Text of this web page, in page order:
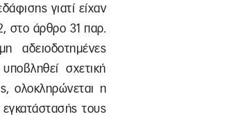
γιατί είχαν
στο άρθρο 31 παρ.
αδειοδοτημένες
σχετική
ολοκληρώνεται η
τους